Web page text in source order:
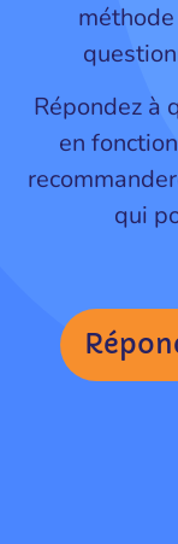
Répondez à
en
qui